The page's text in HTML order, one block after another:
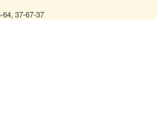
64, 37-67-37